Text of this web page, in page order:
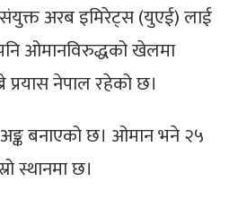
अरब इमिरेट्स (युएई) लाई
ओमानविरुद्धको खेलमा
प्रयास नेपाल रहेको छ।
बनाएको छ। ओमान भने २५
स्थानमा छ।